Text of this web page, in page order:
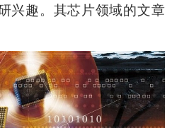
兴趣。其芯片领域的文章